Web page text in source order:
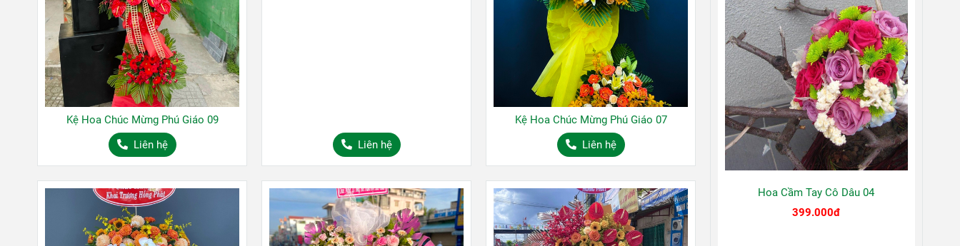
Kệ Hoa Chúc Mừng Phú Giáo 09
Liên hệ
Liên hệ
Kệ Hoa Chúc Mừng Phú Giáo 07
Liên hệ
Hoa Cầm Tay Cô Dâu 04
399.000đ